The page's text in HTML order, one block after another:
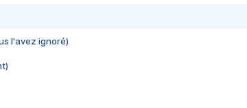
l'avez ignoré)